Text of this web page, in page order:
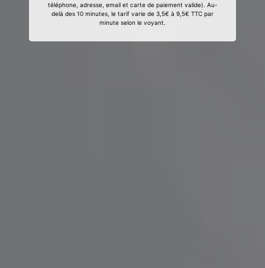
téléphone, adresse, email et carte de paiement valide). Au-
delà des 10 minutes, le tarif varie de 3,5€ à 9,5€ TTC par
minute selon le voyant.